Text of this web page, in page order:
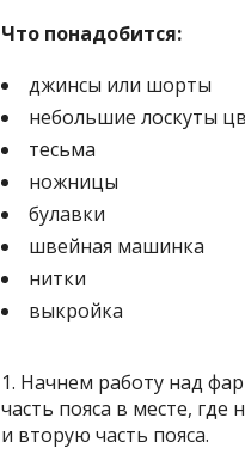
Что понадобится:
джинсы или шорты
небольшие лоскуты
тесьма
ножницы
булавки
швейная машинка
нитки
выкройка
1. Начнем работу над
часть пояса в месте,
и вторую часть пояса.